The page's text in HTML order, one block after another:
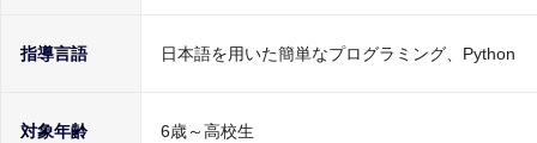
指導言語 日本語を用いた簡単なプログラミング、Python
対象年齢 6歳～高校生